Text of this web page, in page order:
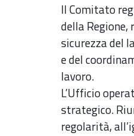
Il Comitato
della
sicurezza del
e del
lavoro.
L’Ufficio
strategico.
regolarità,